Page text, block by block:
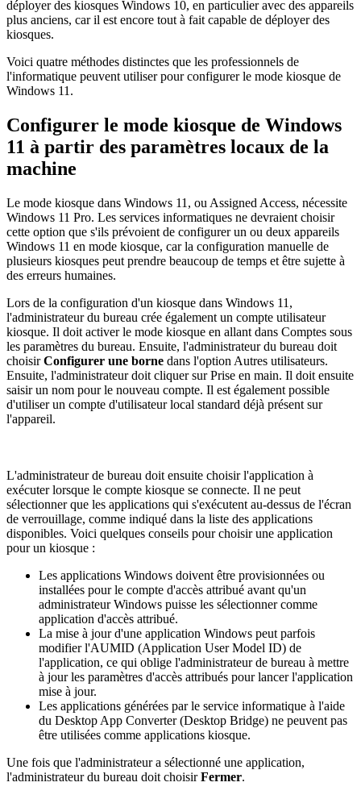
déployer des kiosques Windows 10, en particulier avec des appareils
plus anciens, car il est encore tout à fait capable de déployer des
kiosques.
Voici quatre méthodes distinctes que les professionnels de
l'informatique peuvent utiliser pour configurer le mode kiosque de
Windows 11.
Configurer le mode kiosque de Windows
11 à partir des paramètres locaux de la
machine
Le mode kiosque dans Windows 11, ou Assigned Access, nécessite
Windows 11 Pro. Les services informatiques ne devraient choisir
cette option que s'ils prévoient de configurer un ou deux appareils
Windows 11 en mode kiosque, car la configuration manuelle de
plusieurs kiosques peut prendre beaucoup de temps et être sujette à
des erreurs humaines.
Lors de la configuration d'un kiosque dans Windows 11,
l'administrateur du bureau crée également un compte utilisateur
kiosque. Il doit activer le mode kiosque en allant dans Comptes sous
les paramètres du bureau. Ensuite, l'administrateur du bureau doit
choisirConfigurer une borne dans l'option Autres utilisateurs.
Ensuite, l'administrateur doit cliquer sur Prise en main. Il doit ensuite
saisir un nom pour le nouveau compte. Il est également possible
d'utiliser un compte d'utilisateur local standard déjà présent sur
l'appareil.
L'administrateur de bureau doit ensuite choisir l'application à
exécuter lorsque le compte kiosque se connecte. Il ne peut
sélectionner que les applications qui s'exécutent au-dessus de l'écran
de verrouillage, comme indiqué dans la liste des applications
disponibles. Voici quelques conseils pour choisir une application
pour un kiosque :
Les applications Windows doivent être provisionnées ou
installées pour le compte d'accès attribué avant qu'un
administrateur Windows puisse les sélectionner comme
application d'accès attribué.
La mise à jour d'une application Windows peut parfois
modifier l'AUMID (Application User Model ID) de
l'application, ce qui oblige l'administrateur de bureau à mettre
à jour les paramètres d'accès attribués pour lancer l'application
mise à jour.
Les applications générées par le service informatique à l'aide
du Desktop App Converter (Desktop Bridge) ne peuvent pas
être utilisées comme applications kiosque.
Une fois que l'administrateur a sélectionné une application,
l'administrateur du bureau doit choisirFermer.